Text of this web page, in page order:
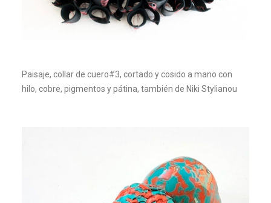
Paisaje, collar de cuero#3, cortado y cosido a mano con
hilo, cobre, pigmentos y pátina, también de Niki Stylianou